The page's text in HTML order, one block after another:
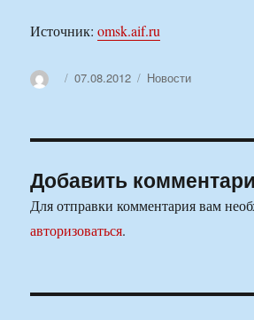
Источник:omsk.aif.ru
АвторОпубликовано
07.08.2012 Рубрики
Новости
Добавить
Для отправки комментария вам
авторизоваться.